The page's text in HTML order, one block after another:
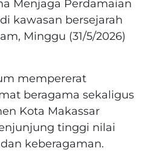
Menjaga Perdamaian
kawasan bersejarah
Minggu (31/5/2026)
mempererat
beragama sekaligus
Kota Makassar
tinggi nilai
keberagaman.